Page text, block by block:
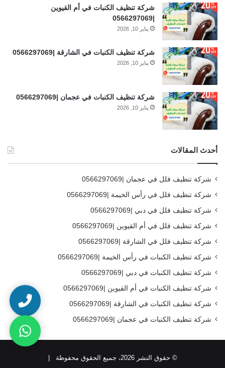
شركة تنظيف الكنبات في أم القيوين
|0566297069
يناير 10, 2026
شركة تنظيف الكنبات في الشارقة |0566297069
يناير 10, 2026
شركة تنظيف الكنبات في عجمان |0566297069
يناير 10, 2026
أحدث المقالات
شركة تنظيف فلل في عجمان |0566297069
شركة تنظيف فلل في رأس الخيمة |0566297069
شركة تنظيف فلل في دبي |0566297069
شركة تنظيف فلل في أم القيوين |0566297069
شركة تنظيف فلل في الشارقة |0566297069
شركة تنظيف الكنبات في رأس الخيمة |0566297069
شركة تنظيف الكنبات في دبي |0566297069
شركة تنظيف الكنبات في أم القيوين |0566297069
شركة تنظيف الكنبات في الشارقة |0566297069
شركة تنظيف الكنبات في عجمان |0566297069
© حقوق النشر 2026، جميع الحقوق محفوظة |